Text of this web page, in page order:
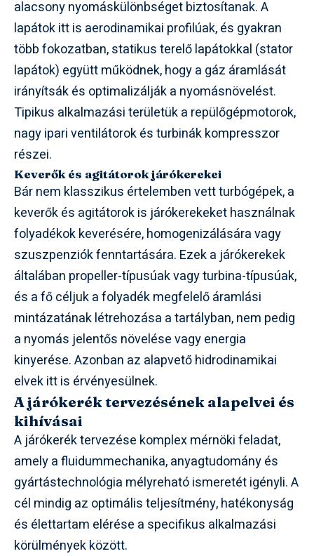
alacsony nyomáskülönbséget biztosítanak. A
lapátok itt is aerodinamikai profilúak, és gyakran
több fokozatban, statikus terelő lapátokkal (stator
lapátok) együtt működnek, hogy a gáz áramlását
irányítsák és optimalizálják a nyomásnövelést.
Tipikus alkalmazási területük a repülőgépmotorok,
nagy ipari ventilátorok és turbinák kompresszor
részei.
Keverők és agitátorok járókerekei
Bár nem klasszikus értelemben vett turbógépek, a
keverők és agitátorok is járókerekeket használnak
folyadékok keverésére, homogenizálására vagy
szuszpenziók fenntartására. Ezek a járókerekek
általában propeller-típusúak vagy turbina-típusúak,
és a fő céljuk a folyadék megfelelő áramlási
mintázatának létrehozása a tartályban, nem pedig
a nyomás jelentős növelése vagy energia
kinyerése. Azonban az alapvető hidrodinamikai
elvek itt is érvényesülnek.
A járókerék tervezésének alapelvei és
kihívásai
A járókerék tervezése komplex mérnöki feladat,
amely a fluidummechanika, anyagtudomány és
gyártástechnológia mélyreható ismeretét igényli. A
cél mindig az optimális teljesítmény, hatékonyság
és élettartam elérése a specifikus alkalmazási
körülmények között.